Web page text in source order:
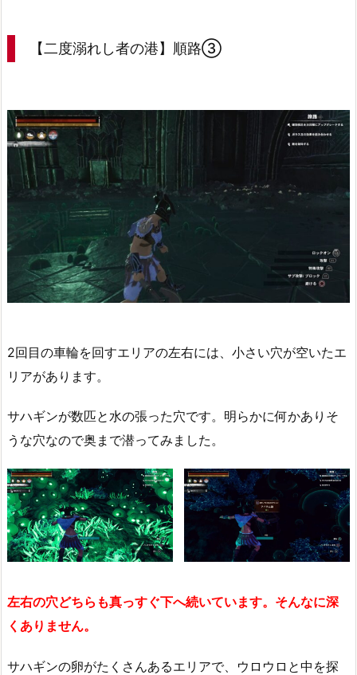
【二度溺れし者の港】順路③
2回目の車輪を回すエリアの左右には、小さい穴が空いたエ
リアがあります。
サハギンが数匹と水の張った穴です。明らかに何かありそ
うな穴なので奥まで潜ってみました。
左右の穴どちらも真っすぐ下へ続いています。そんなに深
くありません。
サハギンの卵がたくさんあるエリアで、ウロウロと中を探